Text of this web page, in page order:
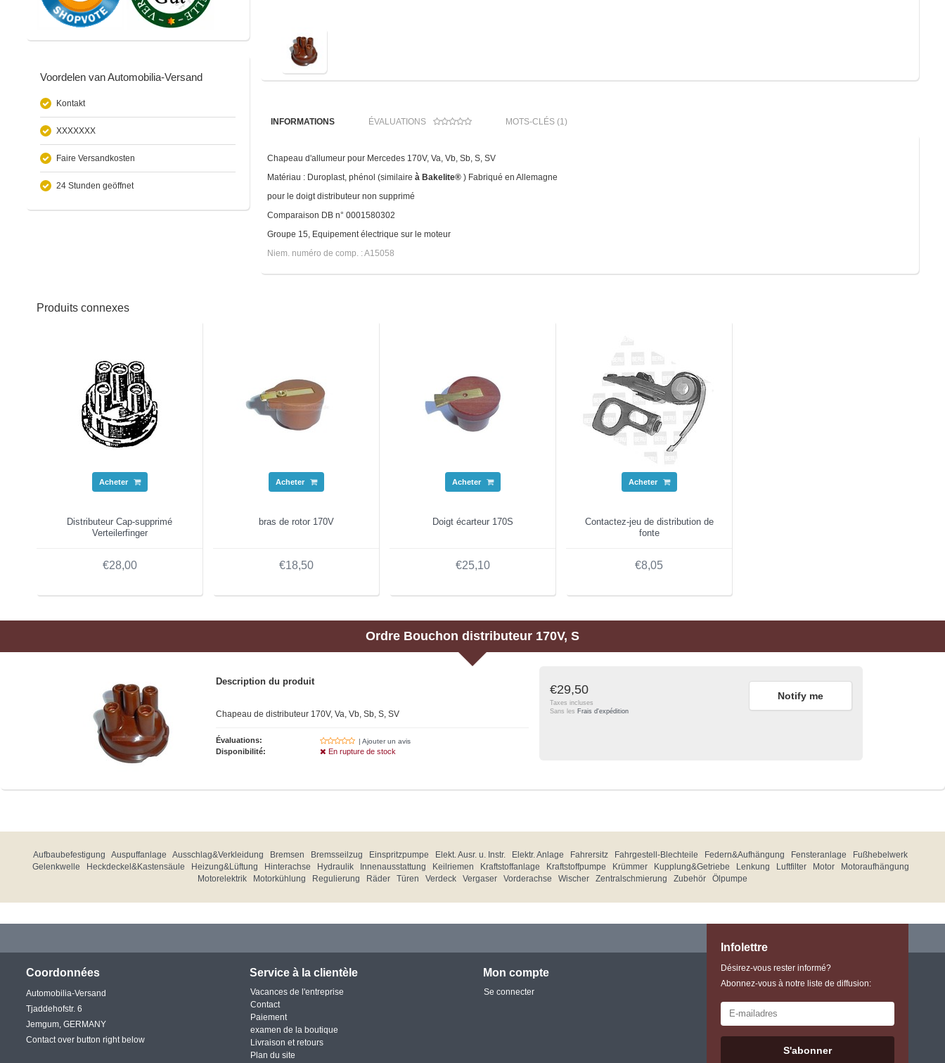
Voordelen van Automobilia-Versand
Kontakt
XXXXXXX
Faire Versandkosten
24 Stunden geöffnet
INFORMATIONS ÉVALUATIONS MOTS-CLÉS (1)
Chapeau d'allumeur pour Mercedes 170V, Va, Vb, Sb, S, SV
Matériau : Duroplast, phénol (similaire à Bakelite®) Fabriqué en Allemagne
pour le doigt distributeur non supprimé
Comparaison DB n° 0001580302
Groupe 15, Equipement électrique sur le moteur
Niem. numéro de comp. : A15058
Produits connexes
Acheter
Distributeur Cap-supprimé
Verteilerfinger
€28,00
Acheter
bras de rotor 170V
€18,50
Acheter
Doigt écarteur 170S
€25,10
Acheter
Contactez-jeu de distribution de
fonte
€8,05
Ordre Bouchon distributeur 170V, S
Description du produit
Chapeau de distributeur 170V, Va, Vb, Sb, S, SV
Évaluations: | Ajouter un avis
Disponibilité: En rupture de stock
€29,50
Taxes incluses
Sans les Frais d'expédition
Notify me
Aufbaubefestigung Auspuffanlage Ausschlag&Verkleidung Bremsen Bremsseilzug Einspritzpumpe Elekt. Ausr. u. Instr. Elektr. Anlage Fahrersitz Fahrgestell-Blechteile Federn&Aufhängung Fensteranlage
Fußhebelwerk
Gelenkwelle
Heckdeckel&Kastensäule Heizung&Lüftung Hinterachse Hydraulik Innenausstattung Keilriemen Kraftstoffanlage Kraftstoffpumpe Krümmer Kupplung&Getriebe Lenkung Luftfilter Motor
Motoraufhängung
Motorelektrik
Motorkühlung Regulierung Räder Türen Verdeck Vergaser Vorderachse Wischer Zentralschmierung Zubehör Ölpumpe
Coordonnées
Automobilia-Versand
Tjaddehofstr. 6
Jemgum, GERMANY
Contact over button right below
Service à la clientèle
Vacances de l'entreprise
Contact
Paiement
examen de la boutique
Livraison et retours
Plan du site
Mon compte
Se connecter
Infolettre
Désirez-vous rester informé?
Abonnez-vous à notre liste de diffusion:
S'abonner